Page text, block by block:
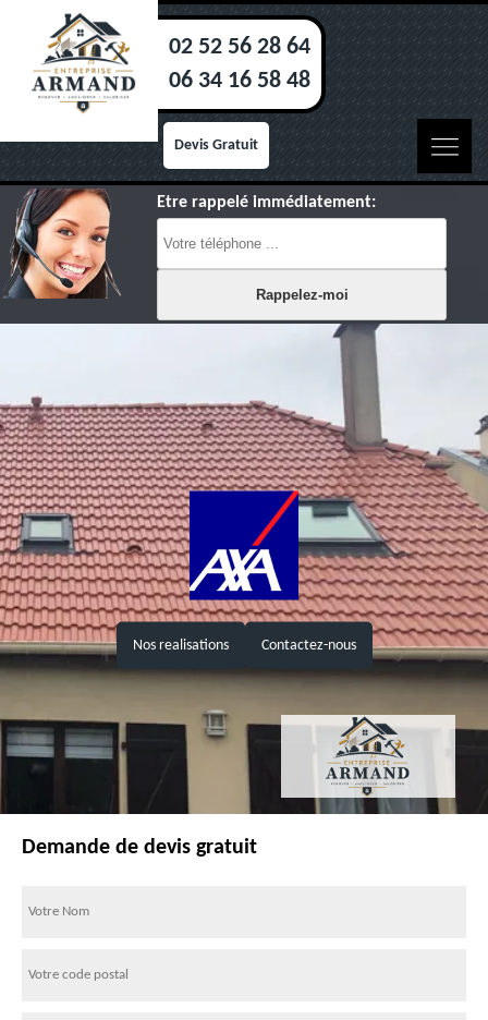
02 52 56 28 64
06 34 16 58 48
Devis Gratuit
Etre rappelé immédiatement:
Nos realisations Contactez-nous
Demande de devis gratuit